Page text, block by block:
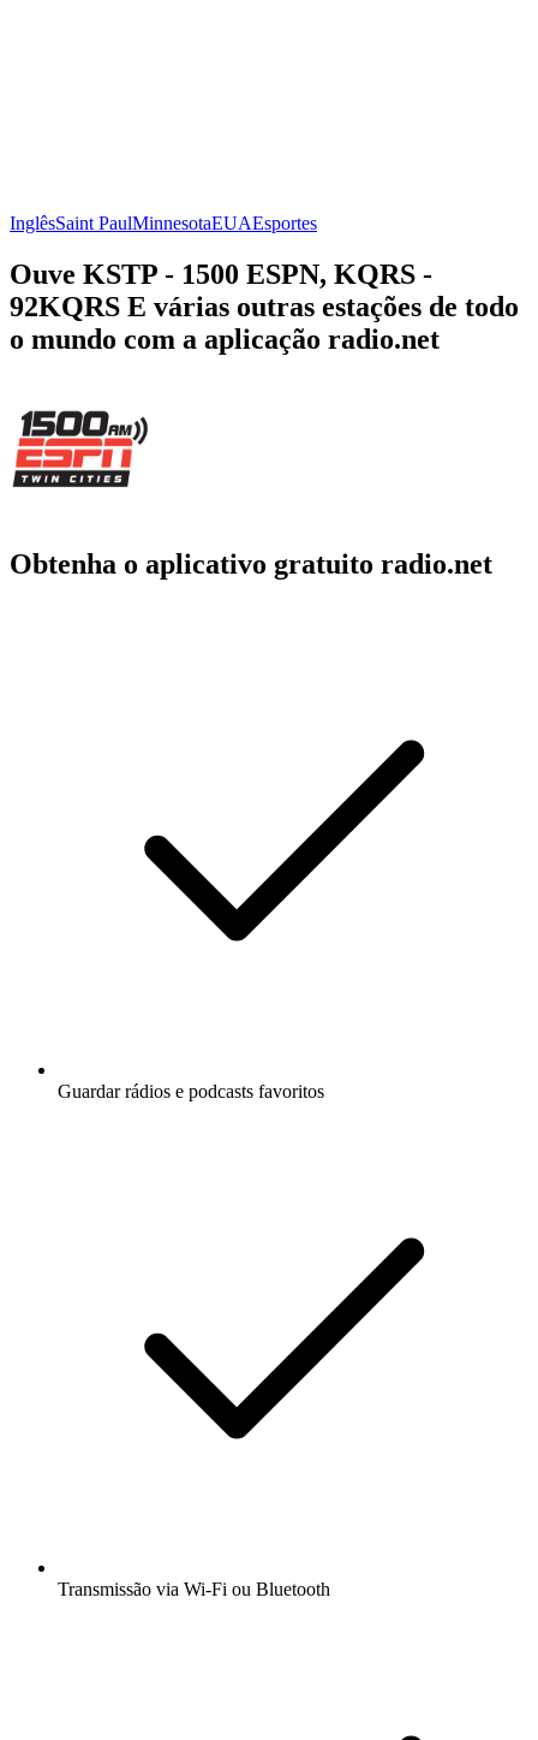
InglêsSaint PaulMinnesotaEUAEsportes
Ouve KSTP - 1500 ESPN, KQRS -
92KQRS E várias outras estações de todo
o mundo com a aplicação radio.net
Obtenha o aplicativo gratuito radio.net
Guardar rádios e podcasts favoritos
Transmissão via Wi-Fi ou Bluetooth